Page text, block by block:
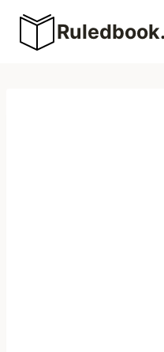
Перейти
содержимому